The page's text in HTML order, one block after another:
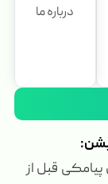
درباره ما
قبل از